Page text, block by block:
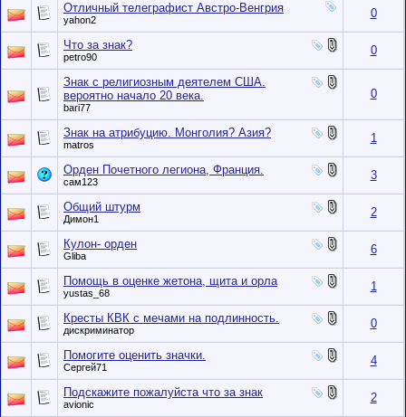
Отличный телеграфист Австро-Венгрия
yahon2 0
Что за знак?
petro90 0
Знак с религиозным деятелем США.
вероятно начало 20 века.
bari77
0
Знак на атрибуцию. Монголия? Азия?
matros 1
Орден Почетного легиона, Франция.
сам123 3
Общий штурм
Димон1 2
Кулон- орден
Gliba 6
Помощь в оценке жетона, щита и орла
yustas_68 1
Кресты КВК с мечами на подлинность.
дискриминатор 0
Помогите оценить значки.
Сергей71 4
Подскажите пожалуйста что за знак
avionic 2